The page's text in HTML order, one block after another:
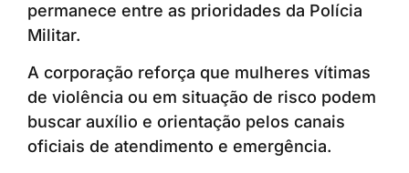
permanece entre as prioridades da Polícia
Militar.
A corporação reforça que mulheres vítimas
de violência ou em situação de risco podem
buscar auxílio e orientação pelos canais
oficiais de atendimento e emergência.